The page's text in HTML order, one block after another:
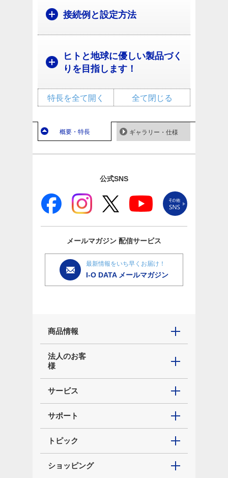
接続例と設定方法
ヒトと地球に優しい製品づく
りを目指します！
全て閉じる
特長を全て開く
概要・特長 ギャラリー・仕様
公式SNS
メールマガジン 配信サービス
最新情報をいち早くお届け！
I-O DATA メールマガジン
商品情報
法人のお客
様
サービス
サポート
トピック
ショッピング